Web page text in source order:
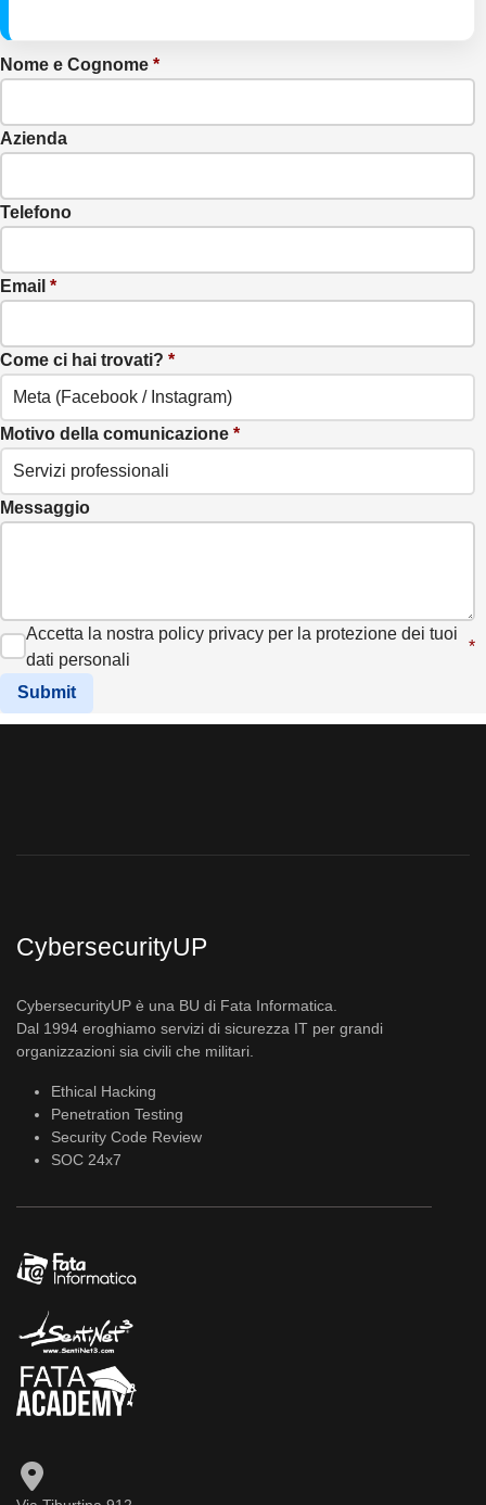
Nome e Cognome *
Azienda
Telefono
Email *
Come ci hai trovati? *
Meta (Facebook / Instagram)
Motivo della comunicazione *
Servizi professionali
Messaggio
Accetta la nostra policy privacy per la protezione dei tuoi
dati personali
*
Submit
CybersecurityUP
CybersecurityUP è una BU di Fata Informatica.
Dal 1994 eroghiamo servizi di sicurezza IT per grandi
organizzazioni sia civili che militari.
Ethical Hacking
Penetration Testing
Security Code Review
SOC 24x7